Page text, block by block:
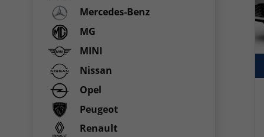
Mercedes-Benz
MG
MINI
Nissan
Opel
Peugeot
Renault